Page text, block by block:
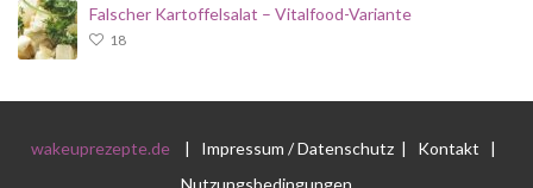
Falscher Kartoffelsalat – Vitalfood-Variante
18
wakeuprezepte.de| Impressum / Datenschutz| Kontakt
|